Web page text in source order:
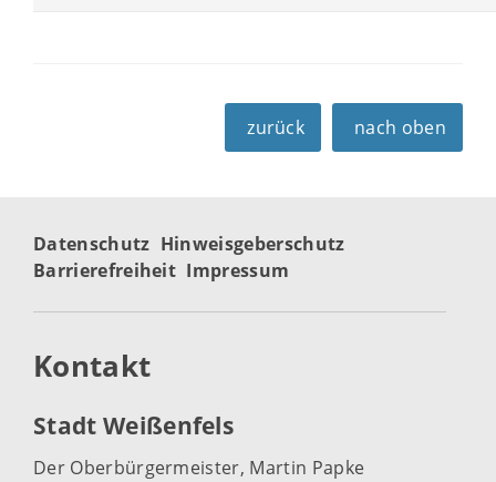
zurück nach oben
Datenschutz Hinweisgeberschutz
Barrierefreiheit Impressum
Kontakt
Stadt Weißenfels
Der Oberbürgermeister, Martin Papke